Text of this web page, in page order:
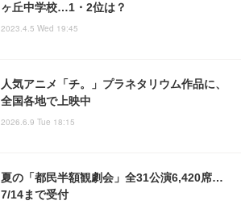
ヶ丘中学校…1・2位は？
2023.4.5 Wed 19:45
人気アニメ「チ。」プラネタリウム作品に、
全国各地で上映中
2026.6.9 Tue 18:15
夏の「都民半額観劇会」全31公演6,420席…
7/14まで受付